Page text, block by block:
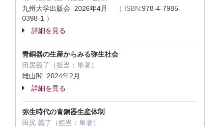
九州大学出版会 2026年4月
（ ISBN:978-4-7985-
0398-1 ）
詳細を見る
青銅器の生産からみる弥生社会
田尻義了（担当： 単著）
雄山閣 2024年2月
詳細を見る
弥生時代の青銅器生産体制
田尻 義了（担当： 単著）